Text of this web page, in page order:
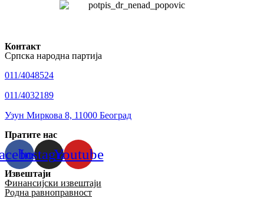
Контакт
Српска народна партија
011/4048524
011/4032189
Узун Миркова 8, 11000 Београд
Пратите нас
InstagramYoutube
Извештаји
Финансијски извештаји
Родна равноправност